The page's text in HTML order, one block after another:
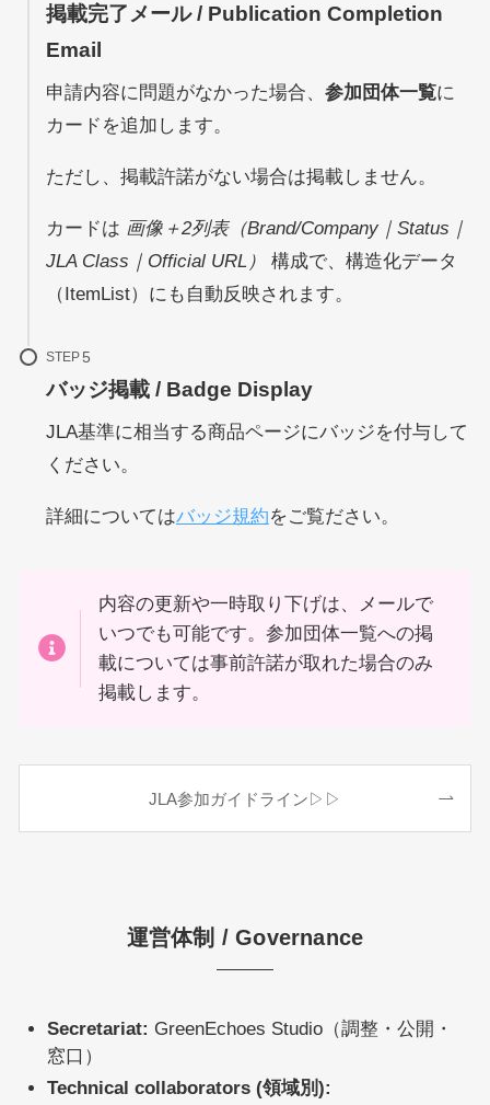
掲載完了メール / Publication Completion
Email
申請内容に問題がなかった場合、 参加団体一覧に
カードを追加します。
ただし、掲載許諾がない場合は掲載しません。
カードは 画像＋2列表（Brand/Company｜Status｜
JLA Class｜Official URL）
構成で、構造化データ
（ItemList）にも自動反映されます。
STEP
バッジ掲載 / Badge Display
JLA基準に相当する商品ページにバッジを付与して
ください。
詳細についてはバッジ規約をご覧ださい。
内容の更新や一時取り下げは、メールで
いつでも可能です。参加団体一覧への掲
載については事前許諾が取れた場合のみ
掲載します。
JLA参加ガイドライン▷▷
運営体制 / Governance
Secretariat: GreenEchoes Studio（調整・公開・
窓口）
Technical collaborators (領域別):